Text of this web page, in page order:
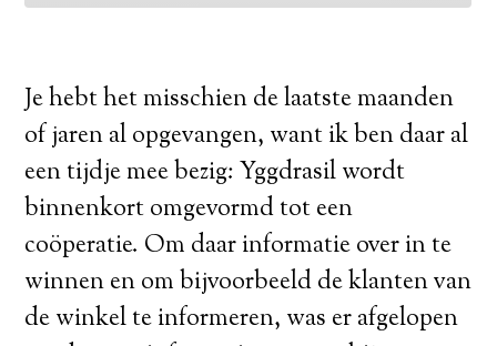
Je hebt het misschien de laatste maanden
of jaren al opgevangen, want ik ben daar al
een tijdje mee bezig: Yggdrasil wordt
binnenkort omgevormd tot een
coöperatie. Om daar informatie over in te
winnen en om bijvoorbeeld de klanten van
de winkel te informeren, was er afgelopen